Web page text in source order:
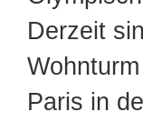
Derzeit
Paris in